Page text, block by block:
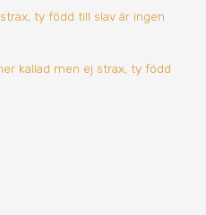
ty född till slav är ingen
kallad men ej strax, ty född